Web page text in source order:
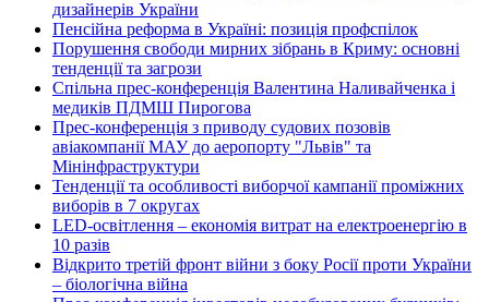
дизайнерів України
Пенсійна реформа в Україні: позиція профспілок
Порушення свободи мирних зібрань в Криму: основні
тенденції та загрози
Спільна прес-конференція Валентина Наливайченка і
медиків ПДМШ Пирогова
Прес-конференція з приводу судових позовів
авіакомпанії МАУ до аеропорту "Львів" та
Мінінфраструктури
Тенденції та особливості виборчої кампанії проміжних
виборів в 7 округах
LED-освітлення – економія витрат на електроенергію в
10 разів
Відкрито третій фронт війни з боку Росії проти України
– біологічна війна